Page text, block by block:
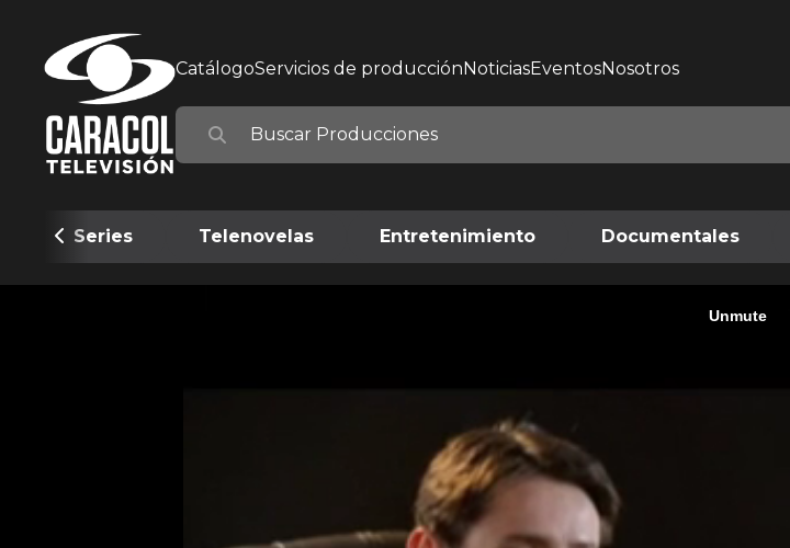
CatálogoServicios de producción NoticiasEventosNosotros
Series Telenovelas Entretenimiento Documentales